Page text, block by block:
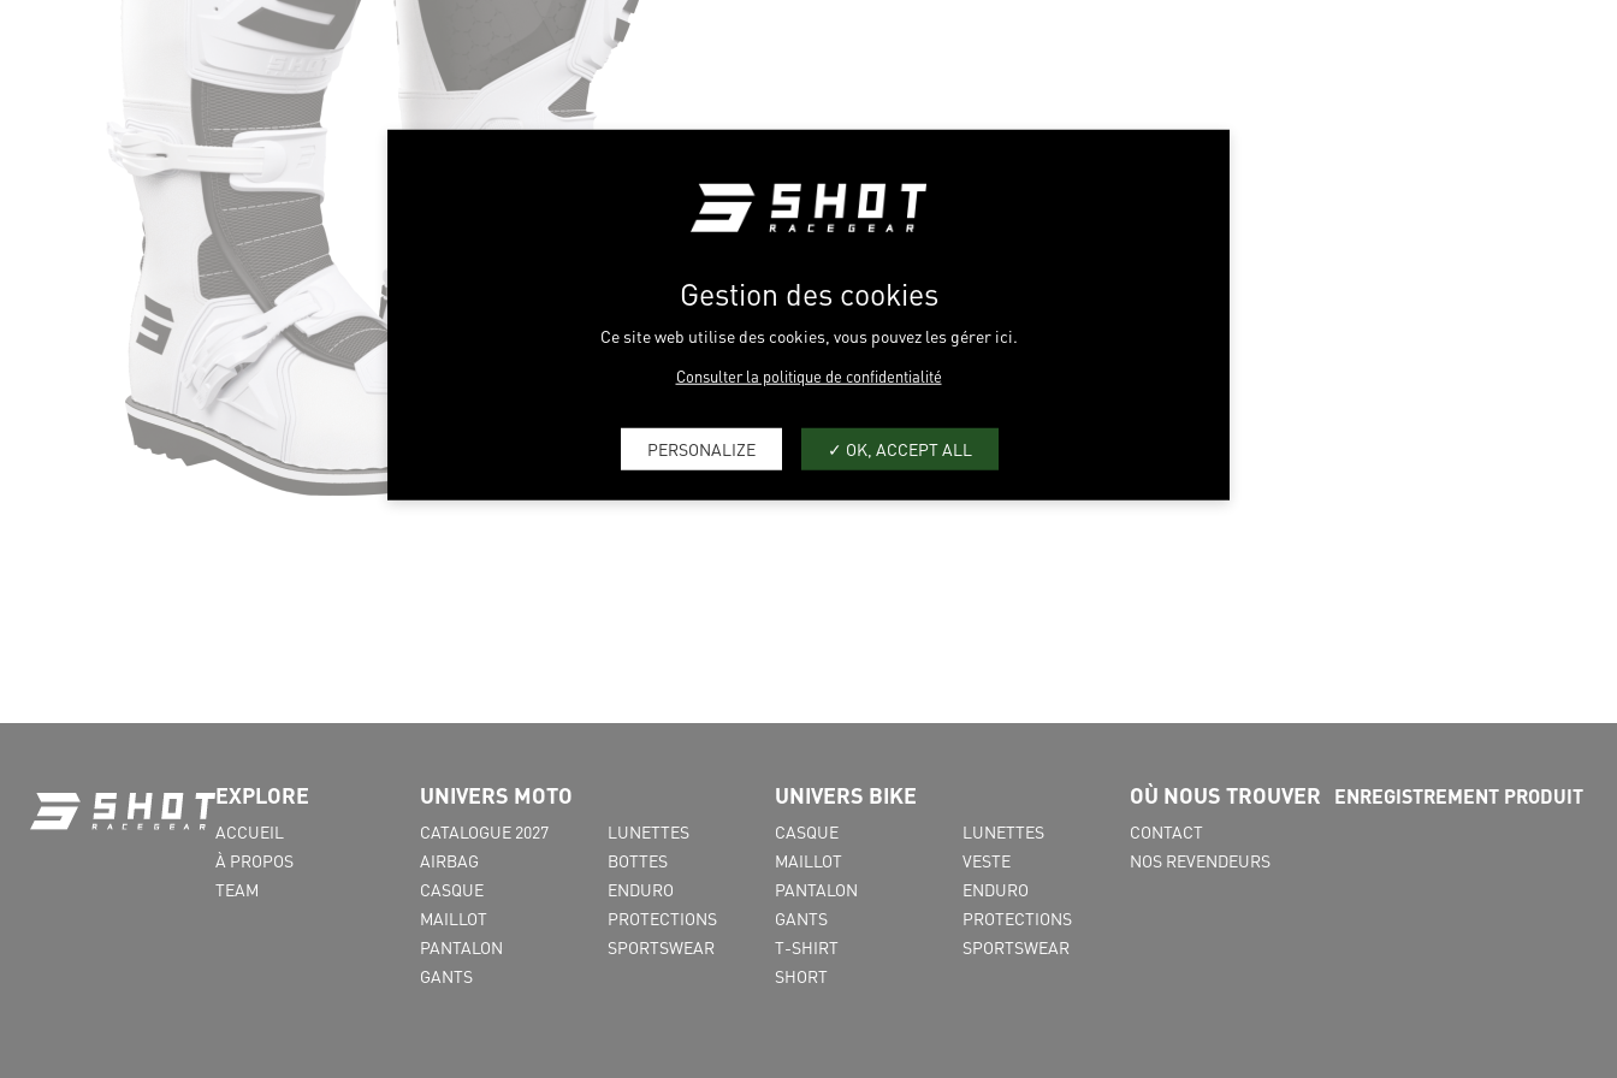
EXPLORE
ACCUEIL
À PROPOS
TEAM
UNIVERS MOTO
CATALOGUE 2027
AIRBAG
CASQUE
MAILLOT
PANTALON
GANTS
LUNETTES
BOTTES
ENDURO
PROTECTIONS
SPORTSWEAR
UNIVERS BIKE
CASQUE
MAILLOT
PANTALON
GANTS
T-SHIRT
SHORT
LUNETTES
VESTE
ENDURO
PROTECTIONS
SPORTSWEAR
OÙ NOUS TROUVER
CONTACT
NOS REVENDEURS
ENREGISTREMENT PRODUIT
Gestion des cookies
Ce site web utilise des cookies, vous pouvez les gérer ici.
Consulter la politique de confidentialité
PERSONALIZE OK, ACCEPT ALL